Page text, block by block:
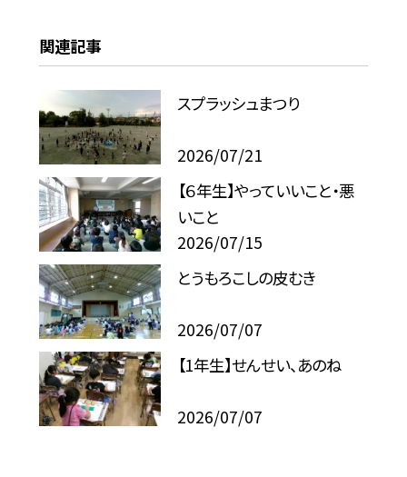
関連記事
スプラッシュまつり
2026/07/21
【６年生】やっていいこと・悪
いこと
2026/07/15
とうもろこしの皮むき
2026/07/07
【1年生】せんせい、あのね
2026/07/07